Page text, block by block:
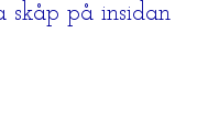
skåp på insidan